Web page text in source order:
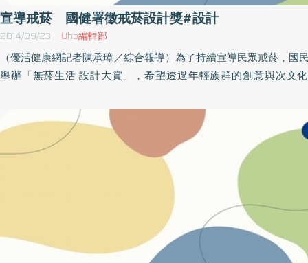
年過四十，在某次的健康檢查，才發現自己的心肺功能出現問題，
醫院的戒菸課程的加持與輔導，終於讓他成功戒除多年來的菸癮，
過程中，還是常出現口乾等症頭，不過心一轉念，戒菸對他來說，
困難！
宣導戒菸 國健署徵戒菸設計獎#設計
2014/09/23 Uho編輯部
（優活健康網記者陳承璋／綜合報導）為了持續宣導民眾戒菸，國
舉辦「無菸生活 設計大賞」，希望透過年輕族群的創意與次文
同打造「無菸，才時尚」的時尚新生活。設計獎邁入第四年 延續
宣導國民健康署邱淑媞署長表示，「無菸生活 設計大賞」已邁入
歷年青年學子的創意作品令人驚豔，所以今年特於活動網站中增加
作品專區，並將參賽作品放上雲端藝廊展覽，延續傳達無菸生活的
希望同儕互相影響，讓更多年輕族群了解菸害防制重要性，一同打
活及無菸校園。徵件日期即日起至10月15日止，除延續100年至
「拒菸、戒菸、無菸」三階段行動，徵求「平面設計/海報」、
片」及「創意標語」三類作品外，並新增年輕人常用的「創意貼圖
貼圖）項目。